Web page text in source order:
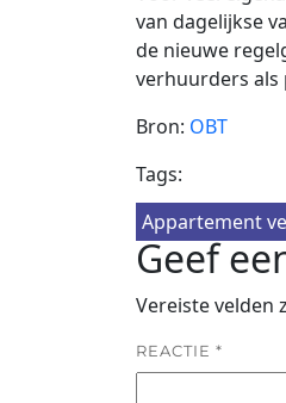
van dagelijkse
de nieuwe
verhuurders
Bron: OBT
Tags:
Appartement
Geef
Vereiste velden
REACTIE *